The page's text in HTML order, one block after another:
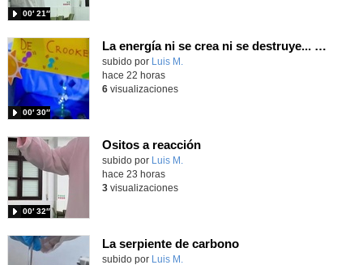
00′ 21″
La energía ni se crea ni se destruye... ¡se experimenta! El Tierno en la Feria Madrid es Ciencia 2026
Contenido educativo.
subido por Luis M.
00′ 30″
hace 22 horas
6visualizaciones
Ositos a reacción
Contenido educativo.
subido por Luis M.
00′ 32″
hace 23 horas
3visualizaciones
La serpiente de carbono
Contenido educativo.
subido por Luis M.